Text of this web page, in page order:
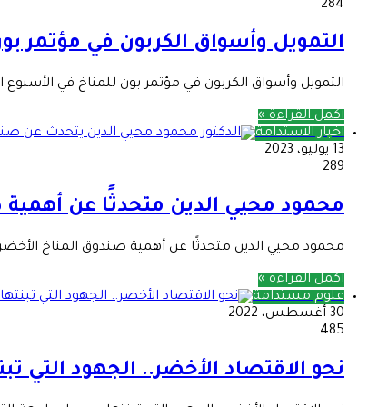
284
التمويل وأسواق الكربون في مؤتمر
التمويل وأسواق الكربون في مؤتمر بون للمناخ في الأسبوع الأول من يونيو انعقدت
أكمل القراءة »
أخبار الاستدامة
13 يوليو، 2023
289
محمود محيي الدين متحدثًا عن
محمود محيي الدين متحدثًا عن أهمية صندوق المناخ
أكمل القراءة »
علوم مستدامة
30 أغسطس، 2022
485
نحو الاقتصاد الأخضر.. الجهود التي